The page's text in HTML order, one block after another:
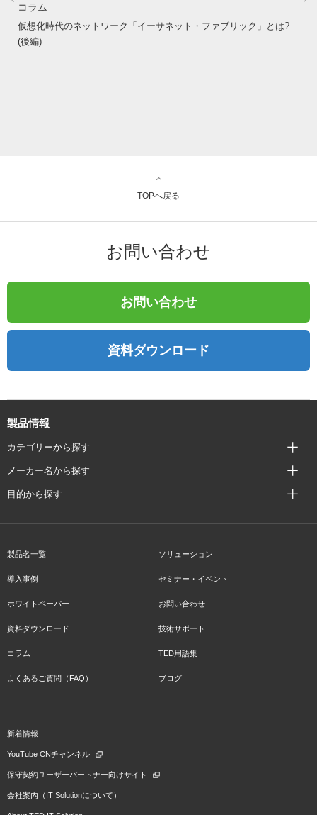
コラム
仮想化時代のネットワーク「イーサネット・ファブリック」とは?
(後編)
TOPへ戻る
お問い合わせ
お問い合わせ
資料ダウンロード
製品情報
カテゴリーから探す
メーカー名から探す
目的から探す
製品名一覧 ソリューション
導入事例 セミナー・イベント
ホワイトペーパー お問い合わせ
資料ダウンロード 技術サポート
コラム TED用語集
よくあるご質問（FAQ） ブログ
新着情報
YouTube CNチャンネル
保守契約ユーザーパートナー向けサイト
会社案内（IT Solutionについて）